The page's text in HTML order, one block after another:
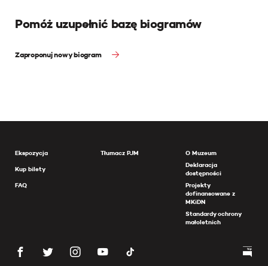
Pomóż uzupełnić bazę biogramów
Zaproponuj nowy biogram
Ekspozycja
Kup bilety
FAQ
Tłumacz PJM
O Muzeum
Deklaracja
dostępności
Projekty
dofinansowane z
MKiDN
Standardy ochrony
małoletnich